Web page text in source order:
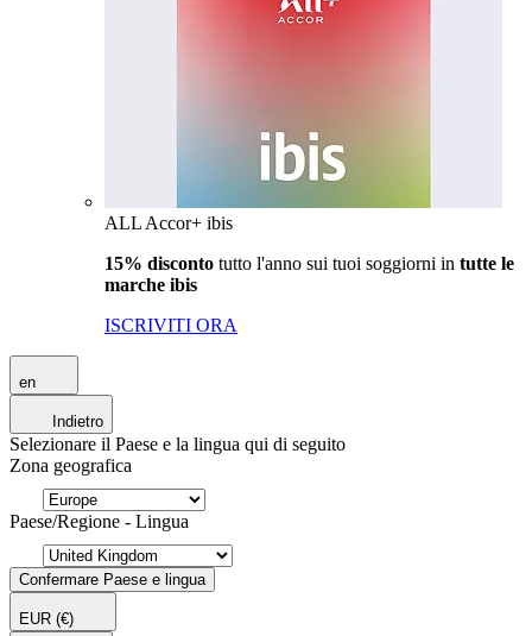
ALL Accor+ ibis
15% disconto tutto l'anno sui tuoi soggiorni in tutte le
marche ibis
ISCRIVITI ORA
en
Indietro
Selezionare il Paese e la lingua qui di seguito
Zona geografica
Paese/Regione - Lingua
Confermare Paese e lingua
EUR (€)